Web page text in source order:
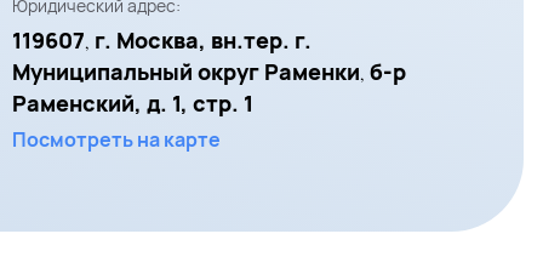
Юридический адрес:
119607, г. Москва, вн.тер. г.
Муниципальный округ Раменки, б-р
Раменский, д. 1, стр. 1
Посмотреть на карте